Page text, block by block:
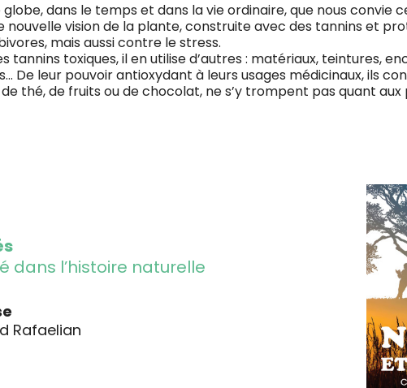
dans le temps et dans la vie ordinaire, que nous convie
nouvelle vision de la plante, construite avec des tannins et
mais aussi contre le stress.
tannins toxiques, il en utilise d’autres : matériaux, teintures,
De leur pouvoir antioxydant à leurs usages médicinaux, ils
thé, de fruits ou de chocolat, ne s’y trompent pas quant aux
dans l’histoire naturelle
Rafaelian